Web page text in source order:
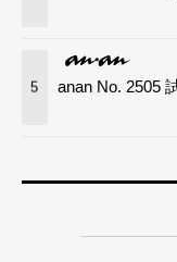
5 anan No. 2505